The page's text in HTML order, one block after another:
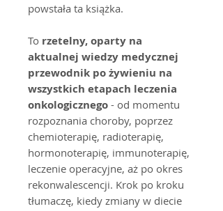
powstała ta książka.
To rzetelny, oparty na
aktualnej wiedzy medycznej
przewodnik po żywieniu na
wszystkich etapach leczenia
onkologicznego - od momentu
rozpoznania choroby, poprzez
chemioterapię, radioterapię,
hormonoterapię, immunoterapię,
leczenie operacyjne, aż po okres
rekonwalescencji. Krok po kroku
tłumaczę, kiedy zmiany w diecie